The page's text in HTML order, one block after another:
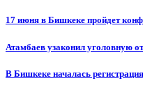
17 июня в Бишкеке пройдет
Атамбаев узаконил уголовную
В Бишкеке началась